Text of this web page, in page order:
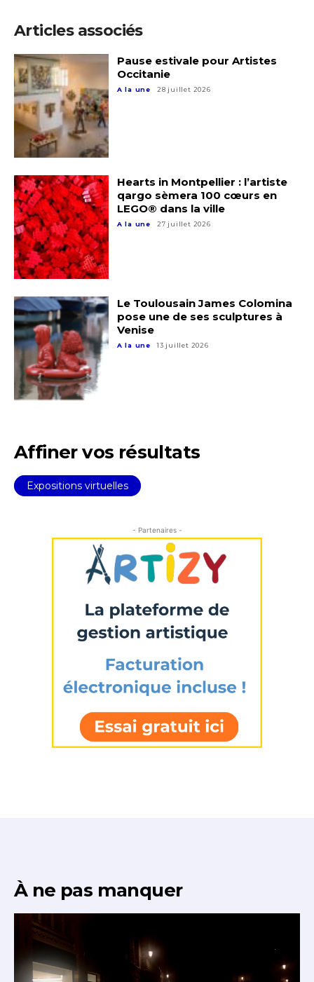
Statut / Organisation
Adresse email*
Articles associés
Pause estivale pour Artistes
Occitanie
A la une 28 juillet 2026
Hearts in Montpellier : l’artiste
qargo sèmera 100 cœurs en
LEGO® dans la ville
A la une 27 juillet 2026
Le Toulousain James Colomina
pose une de ses sculptures à
Venise
A la une 13 juillet 2026
Affiner vos résultats
Expositions virtuelles
- Partenaires -
À ne pas manquer